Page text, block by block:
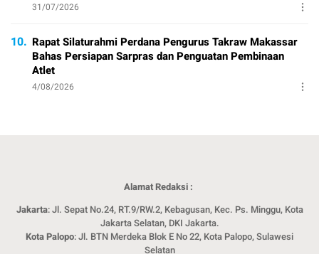
31/07/2026
10. Rapat Silaturahmi Perdana Pengurus Takraw Makassar
Bahas Persiapan Sarpras dan Penguatan Pembinaan
Atlet
4/08/2026
Alamat Redaksi :
Jakarta: Jl. Sepat No.24, RT.9/RW.2, Kebagusan, Kec. Ps. Minggu, Kota
Jakarta Selatan, DKI Jakarta.
Kota Palopo: Jl. BTN Merdeka Blok E No 22, Kota Palopo, Sulawesi
Selatan